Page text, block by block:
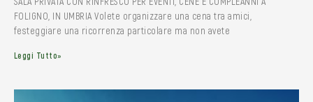
FOLIGNO, IN UMBRIA Volete organizzare una cena tra amici,
festeggiare una ricorrenza particolare ma non avete
Leggi Tutto»